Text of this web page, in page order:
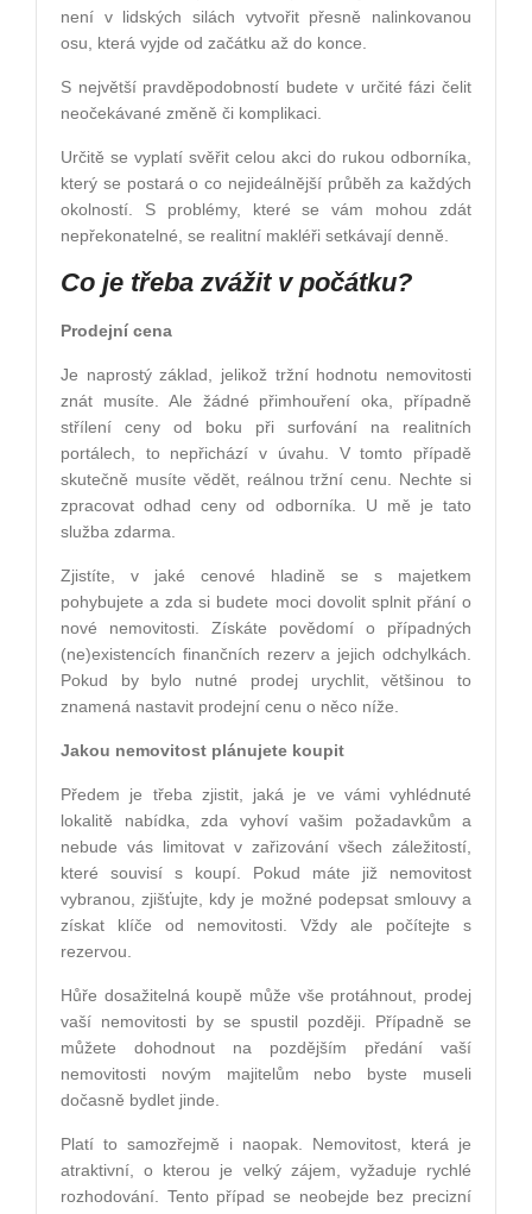
není v lidských silách vytvořit přesně nalinkovanou
osu, která vyjde od začátku až do konce.
S největší pravděpodobností budete v určité fázi čelit
neočekávané změně či komplikaci.
Určitě se vyplatí svěřit celou akci do rukou odborníka,
který se postará o co nejideálnější průběh za každých
okolností. S problémy, které se vám mohou zdát
nepřekonatelné, se realitní makléři setkávají denně.
Co je třeba zvážit v počátku?
Prodejní cena
Je naprostý základ, jelikož tržní hodnotu nemovitosti
znát musíte. Ale žádné přimhouření oka, případně
střílení ceny od boku při surfování na realitních
portálech, to nepřichází v úvahu. V tomto případě
skutečně musíte vědět, reálnou tržní cenu. Nechte si
zpracovat odhad ceny od odborníka. U mě je tato
služba zdarma.
Zjistíte, v jaké cenové hladině se s majetkem
pohybujete a zda si budete moci dovolit splnit přání o
nové nemovitosti. Získáte povědomí o případných
(ne)existencích finančních rezerv a jejich odchylkách.
Pokud by bylo nutné prodej urychlit, většinou to
znamená nastavit prodejní cenu o něco níže.
Jakou nemovitost plánujete koupit
Předem je třeba zjistit, jaká je ve vámi vyhlédnuté
lokalitě nabídka, zda vyhoví vašim požadavkům a
nebude vás limitovat v zařizování všech záležitostí,
které souvisí s koupí. Pokud máte již nemovitost
vybranou, zjišťujte, kdy je možné podepsat smlouvy a
získat klíče od nemovitosti. Vždy ale počítejte s
rezervou.
Hůře dosažitelná koupě může vše protáhnout, prodej
vaší nemovitosti by se spustil později. Případně se
můžete dohodnout na pozdějším předání vaší
nemovitosti novým majitelům nebo byste museli
dočasně bydlet jinde.
Platí to samozřejmě i naopak. Nemovitost, která je
atraktivní, o kterou je velký zájem, vyžaduje rychlé
rozhodování. Tento případ se neobejde bez precizní